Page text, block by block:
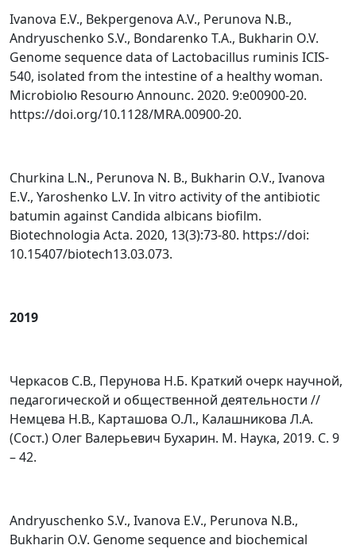
Ivanova E.V., Bekpergenova A.V., Perunova N.B.,
Andryuschenko S.V., Bondarenko T.A., Bukharin O.V.
Genome sequence data of Lactobacillus ruminis ICIS-
540, isolated from the intestine of a healthy woman.
Microbiolю Resourю Announc. 2020. 9:e00900-20.
https://doi.org/10.1128/MRA.00900-20.
Churkina L.N., Perunova N. B., Bukharin О.V., Ivanova
Е.V., Yaroshenko L.V. In vitro activity of the antibiotic
batumin against Candida albicans biofilm.
Biotechnologia Acta. 2020, 13(3):73-80. https://doi:
10.15407/biotech13.03.073.
2019
Черкасов С.В., Перунова Н.Б. Краткий очерк научной,
педагогической и общественной деятельности //
Немцева Н.В., Карташова О.Л., Калашникова Л.А.
(Сост.) Олег Валерьевич Бухарин. М. Наука, 2019. С. 9
– 42.
Andryuschenko S.V., Ivanova E.V., Perunova N.B.,
Bukharin O.V. Genome sequence and biochemical